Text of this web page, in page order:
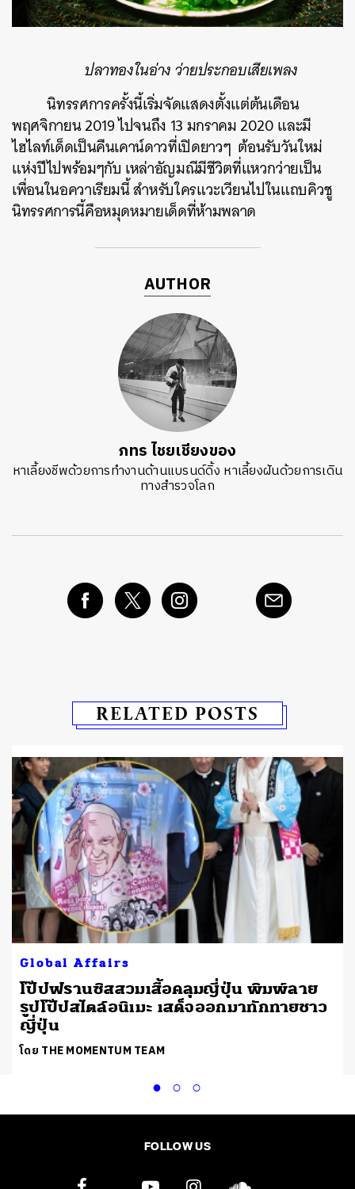
ปลาทองในอ่าง ว่ายประกอบเสียเพลง
นิทรรศการครั้งนี้เริ่มจัดแสดงตั้งแต่ต้นเดือน
พฤศจิกายน 2019 ไปจนถึง 13 มกราคม 2020 และมี
ไฮไลท์เด็ดเป็นคืนเคาน์ดาวที่เปิดยาวๆ ต้อนรับวันใหม่
แห่งปีไปพร้อมๆกับ เหล่าอัญมณีมีชีวิตที่แหวกว่ายเป็น
เพื่อนในอควาเรียมนี้ สำหรับใครแวะเวียนไปในแถบคิวชู
นิทรรศการนี้คือหมุดหมายเด็ดที่ห้ามพลาด
AUTHOR
ภทร ไชยเชียงของ
หาเลี้ยงชีพด้วยการทำงานด้านแบรนด์ดิ้ง หาเลี้ยงฝันด้วยการเดิน
ทางสำรวจโลก
RELATED POSTS
Global Affairs
โป๊ปฟรานซิสสวมเสื้อคลุมญี่ปุ่น พิมพ์ลาย
รูปโป๊ปสไตล์อนิเมะ เสด็จออกมาทักทายชาว
ญี่ปุ่น
โดย THE MOMENTUM TEAM
FOLLOW US